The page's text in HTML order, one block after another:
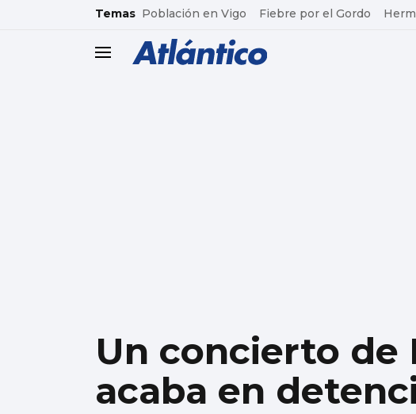
common.go-to-content
Temas Población en Vigo Fiebre por el Gordo
header.menu.open
Un concierto de
acaba en